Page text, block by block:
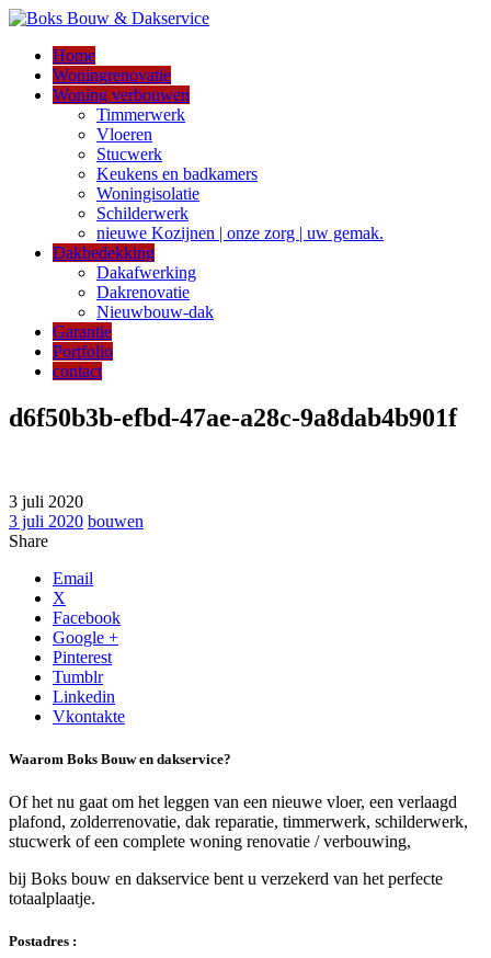
Home
Woningrenovatie
Woning verbouwen
Timmerwerk
Vloeren
Stucwerk
Keukens en badkamers
Woningisolatie
Schilderwerk
nieuwe Kozijnen | onze zorg | uw gemak.
Dakbedekking
Dakafwerking
Dakrenovatie
Nieuwbouw-dak
Garantie
Portfolio
contact
d6f50b3b-efbd-47ae-a28c-9a8dab4b901f
3 juli 2020
3 juli 2020 bouwen
Share
Email
X
Facebook
Google +
Pinterest
Tumblr
Linkedin
Vkontakte
Waarom Boks Bouw en dakservice?
Of het nu gaat om het leggen van een nieuwe vloer, een verlaagd
plafond, zolderrenovatie, dak reparatie, timmerwerk, schilderwerk,
stucwerk of een complete woning renovatie / verbouwing,
bij Boks bouw en dakservice bent u verzekerd van het perfecte
totaalplaatje.
Postadres :